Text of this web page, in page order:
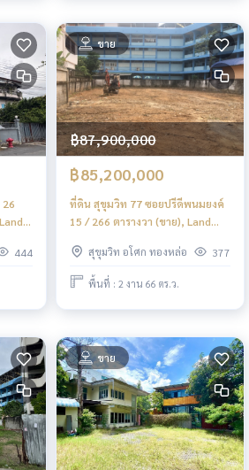
444
ขาย
฿87,900,000
฿85,200,000
ที่ดิน สุขุมวิท 77 ซอยปรีดีพนมยงค์
15 / 266 ตารางวา (ขาย), Land
Panomyong 15 / 1,064 Square
Metre (FOR SALE) HL1629
สุขุมวิท อโศก ทองหล่อ 377
พื้นที่ : 2 งาน 66 ตร.ว.
ขาย